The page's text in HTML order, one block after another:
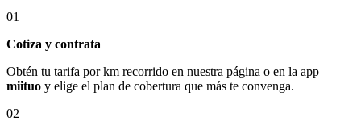
01
Cotiza y contrata
Obtén tu tarifa por km recorrido en nuestra página o en la app
miituo y elige el plan de cobertura que más te convenga.
02